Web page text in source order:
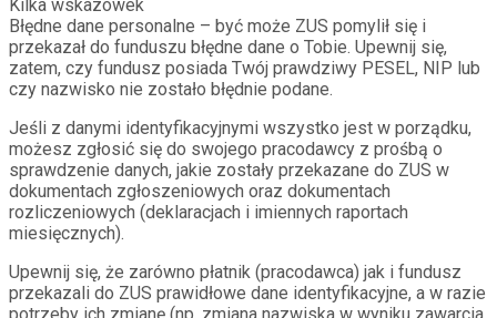
Kilka wskazówek
Błędne dane personalne – być może ZUS pomylił się i
przekazał do funduszu błędne dane o Tobie. Upewnij się,
zatem, czy fundusz posiada Twój prawdziwy PESEL, NIP lub
czy nazwisko nie zostało błędnie podane.
Jeśli z danymi identyfikacyjnymi wszystko jest w porządku,
możesz zgłosić się do swojego pracodawcy z prośbą o
sprawdzenie danych, jakie zostały przekazane do ZUS w
dokumentach zgłoszeniowych oraz dokumentach
rozliczeniowych (deklaracjach i imiennych raportach
miesięcznych).
Upewnij się, że zarówno płatnik (pracodawca) jak i fundusz
przekazali do ZUS prawidłowe dane identyfikacyjne, a w razie